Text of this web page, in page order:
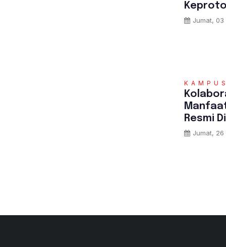
Jumat, 03
KAMPUS
Resmi
Jumat, 26